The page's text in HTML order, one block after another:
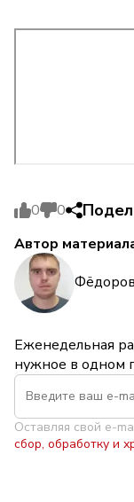
0 0
Автор
Еженедельная
нужное в одном
Оставляя свой e-
сбор, обработку и